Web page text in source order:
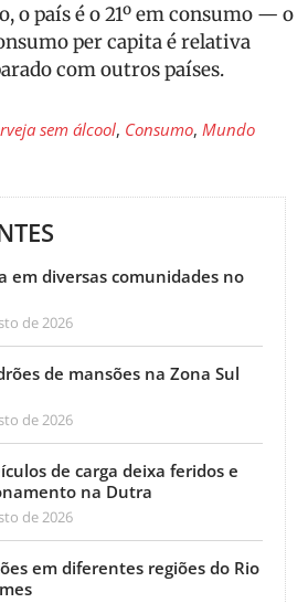
o país é o 21º em consumo — o
per capita é relativa
com outros países.
sem álcool, Consumo, Mundo
em diversas comunidades no
de 2026
de mansões na Zona Sul
de 2026
de carga deixa feridos e
na Dutra
de 2026
em diferentes regiões do Rio